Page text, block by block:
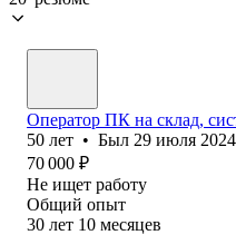
Оператор ПК на склад,
50 лет • Был 29 июля 2024
70 000 ₽
Не ищет работу
Общий опыт
30 лет 10 месяцев